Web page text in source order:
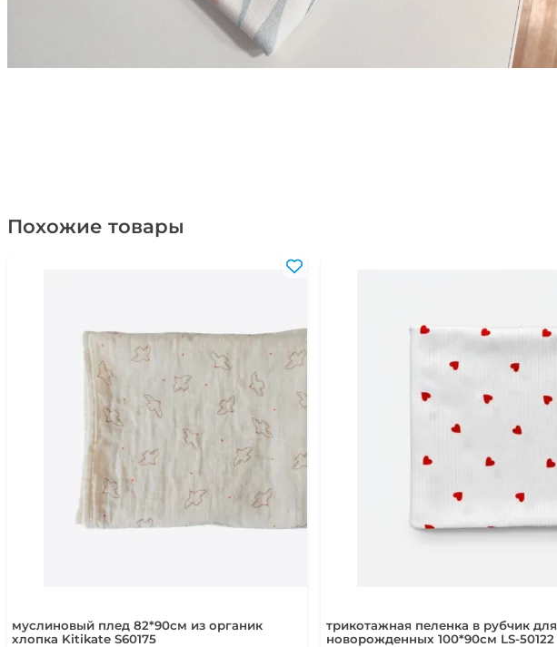
Похожие товары
муслиновый плед 82*90см из органик
хлопка Kitikate S60175
трикотажная пеленка в рубчик для
новорожденных 100*90см LS-50122